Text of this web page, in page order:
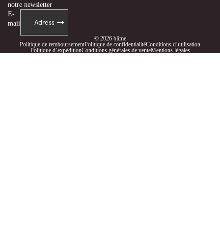
notre newsletter
E-
mail
© 2026 blime
Politique de remboursementPolitique de confidentialitéConditions d’utilisation
Politique d’expéditionConditions générales de venteMentions légales